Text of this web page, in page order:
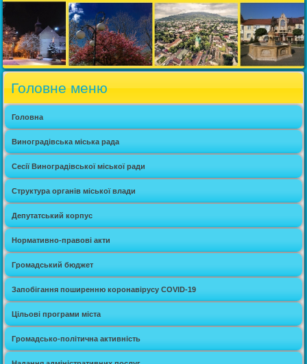
Головне меню
Головна
Виноградівська міська рада
Сесії Виноградівської міської ради
Структура органів міської влади
Депутатський корпус
Нормативно-правові акти
Громадський бюджет
Запобігання поширенню коронавірусу COVID-19
Цільові програми міста
Громадсько-політична активність